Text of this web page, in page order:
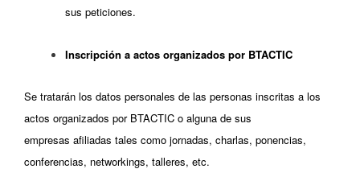
sus peticiones.
Inscripción a actos organizados por BTACTIC
Se tratarán los datos personales de las personas inscritas a los
actos organizados por BTACTIC o alguna de sus
empresas afiliadas tales como jornadas, charlas, ponencias,
conferencias, networkings, talleres, etc.